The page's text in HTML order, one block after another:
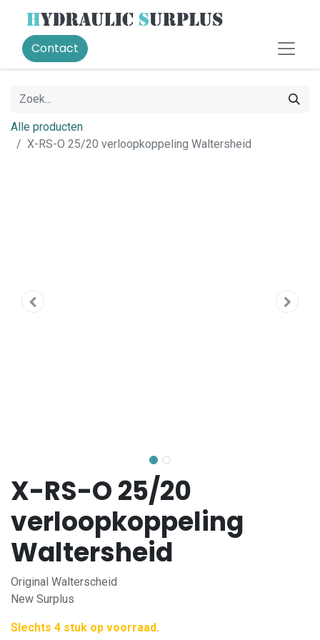
Contact
Alle producten
X-RS-O 25/20 verloopkoppeling Waltersheid
X-RS-O 25/20
verloopkoppeling
Waltersheid
Original Walterscheid
New Surplus
Slechts 4 stuk op voorraad.